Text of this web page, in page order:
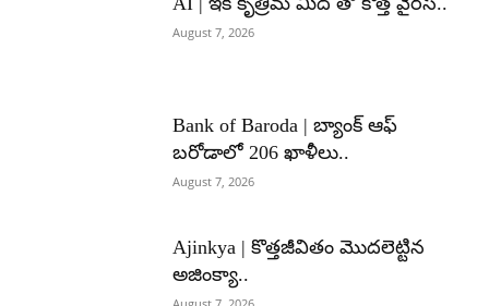
August 7, 2026
Bank of Baroda | బ్యాంక్‌ ఆఫ్‌
బరోడాలో 206 ఖాళీలు..
August 7, 2026
Ajinkya | కొత్తజీవితం మొదలెట్టిన
అజింక్యా..